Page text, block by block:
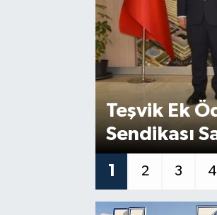
Teşvik Ek
Sendikası
Genel
1 2 3 4